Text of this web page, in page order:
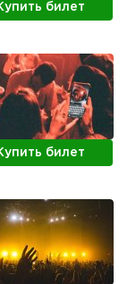
билет
билет